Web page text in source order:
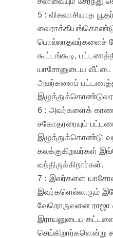
5 : விசுவாசியாத
பொல்லாதவர்களைச்
கூட்டங்கூடி,
யாசோனுடைய
அவர்களைப்
6 : அவர்களைக்
சகோதரரையும்
இழுத்துக்கொண்டு
கலக்குகிறவர்கள்
வந்திருக்கிறார்கள்.
7 : இவர்களை
இவர்களெல்லாரும்
வேறொருவனை ராஜா
இராயனுடைய
செய்கிறார்களென்று